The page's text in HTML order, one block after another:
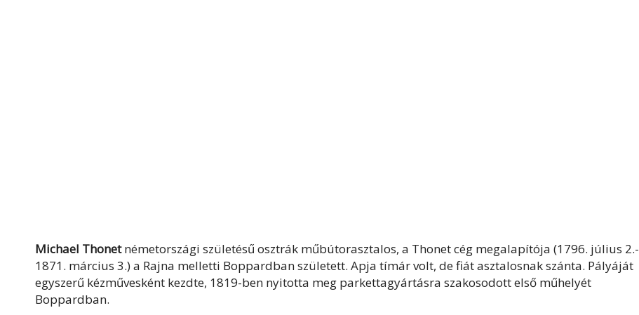
Michael Thonetnémetországi születésű osztrák műbútorasztalos, a Thonet cég megalapítója (1796. július 2.-
1871. március 3.) a Rajna melletti Boppardban született. Apja tímár volt, de fiát asztalosnak szánta. Pályáját
egyszerű kézművesként kezdte, 1819-ben nyitotta meg parkettagyártásra szakosodott első műhelyét
Boppardban.